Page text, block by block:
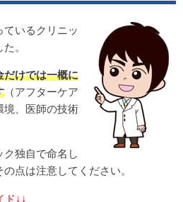
いるクリニッ
。
だけでは一概に
（アフターケア
境、医師の技術
独自で命名し
点は注意してください。
ド↓↓